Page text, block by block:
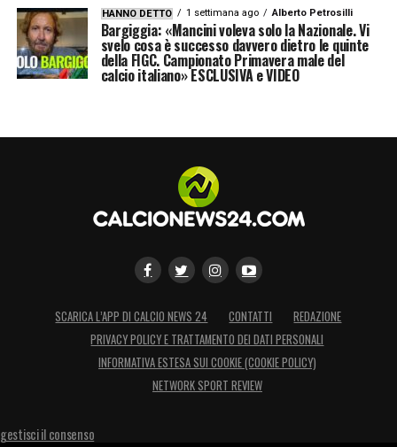
HANNO DETTO 1 settimana ago Alberto Petrosilli
Bargiggia: «Mancini voleva solo la Nazionale. Vi
svelo cosa è successo davvero dietro le quinte
della FIGC. Campionato Primavera male del
calcio italiano» ESCLUSIVA e VIDEO
SCARICA L’APP DI CALCIO NEWS 24 CONTATTI
REDAZIONE
PRIVACY POLICY E TRATTAMENTO DEI DATI PERSONALI
INFORMATIVA ESTESA SUI COOKIE (COOKIE POLICY)
NETWORK SPORT REVIEW
gestisci il consenso